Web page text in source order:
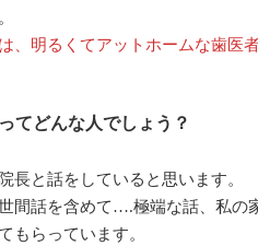
、明るくてアットホームな歯医者
てどんな人でしょう？
長と話をしていると思います。
間話を含めて….極端な話、私の
もらっています。